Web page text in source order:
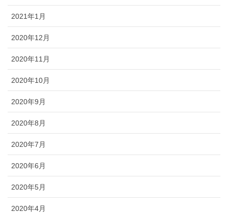
2021年1月
2020年12月
2020年11月
2020年10月
2020年9月
2020年8月
2020年7月
2020年6月
2020年5月
2020年4月